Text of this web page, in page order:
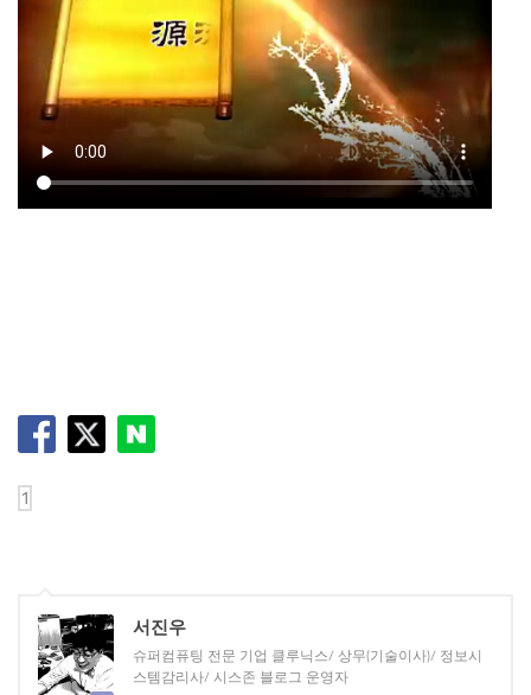
서진우
슈퍼컴퓨팅 전문 기업 클루닉스/ 상무(기술이사)/ 정보시
스템감리사/ 시스존 블로그 운영자